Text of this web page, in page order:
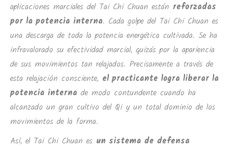
aplicaciones marciales del Tai Chi Chuan están reforzadas
por la potencia interna. Cada golpe del Tai Chi Chuan es
una descarga de toda la potencia energética cultivada. Se ha
infravalorado su efectividad marcial, quizás por la apariencia
de sus movimientos tan relajados. Precisamente a través de
esta relajación consciente, el practicante logra liberar la
potencia interna de modo contundente cuando ha
alcanzado un gran cultivo del Qi y un total dominio de los
movimientos de la forma.
Así, el Tai Chi Chuan es un sistema de defensa